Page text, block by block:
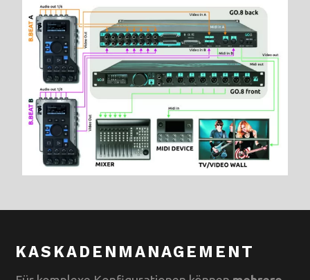
KASKADENMANAGEMENT